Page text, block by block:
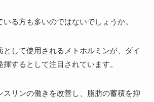
る方も多いのではないでしょうか。
として使用されるメトホルミンが、ダイ
するとして注目されています。
スリンの働きを改善し、脂肪の蓄積を抑